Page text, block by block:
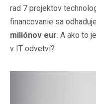
rad 7 projektov
financovanie sa
miliónov eur. A ako to
v IT odvetví?